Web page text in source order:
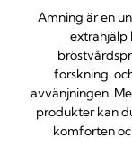
Amning är en
extrahjälp
forskning,
avvänjningen.
produkter kan
komforten